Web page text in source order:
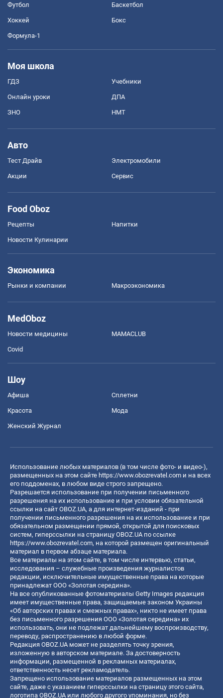
Футбол Баскетбол
Хоккей Бокс
Формула-1
Моя школа
ГДЗ Учебники
Онлайн уроки ДПА
ЗНО НМТ
Авто
Тест Драйв Электромобили
Акции Сервис
Food Oboz
Рецепты Напитки
Новости Кулинарии
Экономика
Рынки и компании Mакроэкономика
MedOboz
Новости медицины MAMACLUB
Covid
Шоу
Афиша Сплетни
Красота Мода
Женский Журнал
Использование любых материалов (в том числе фото- и видео-),
размещенных на этом сайте https://www.obozrevatel.com и на всех
его поддоменах, в любом виде строго запрещено.
Разрешается использование при получении письменного
разрешения на их использование и при условии обязательной
ссылки на сайт OBOZ.UA, а для интернет-изданий - при
получении письменного разрешения на их использование и при
обязательном размещении прямой, открытой для поисковых
систем, гиперссылки на страницу OBOZ.UA по ссылке
https://www.obozrevatel.com, на которой размещен оригинальный
материал в первом абзаце материала.
Все материалы на этом сайте, в том числе интервью, статьи,
исследования – служебные произведения журналистов
редакции, исключительные имущественные права на которые
принадлежат ООО «Золотая середина».
На все опубликованные фотоматериалы Getty Images редакция
имеет имущественные права, защищаемые законом Украины
«Об авторских правах и смежных правах», никто не имеет права
без письменного разрешения ООО «Золотая середина» их
использовать, они не подлежат дальнейшему воспроизводству,
переводу, распространению в любой форме.
Редакция OBOZ.UA может не разделять точку зрения,
изложенную в авторском материале. За достоверность
информации, размещенной в рекламных материалах,
ответственность несет рекламодатель.
Запрещено использование материалов размещенных на этом
сайте, даже с указанием гиперссылки на страницу этого сайта,
логотипа OBOZ.UA или любого другого упоминания, но без